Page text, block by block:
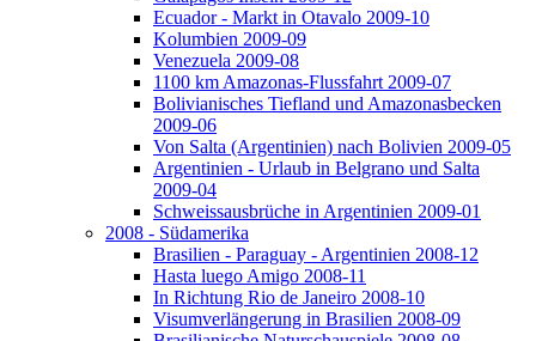
Ecuador - Markt in Otavalo 2009-10
Kolumbien 2009-09
Venezuela 2009-08
1100 km Amazonas-Flussfahrt 2009-07
Bolivianisches Tiefland und Amazonasbecken
2009-06
Von Salta (Argentinien) nach Bolivien 2009-05
Argentinien - Urlaub in Belgrano und Salta
2009-04
Schweissausbrüche in Argentinien 2009-01
2008 - Südamerika
Brasilien - Paraguay - Argentinien 2008-12
Hasta luego Amigo 2008-11
In Richtung Rio de Janeiro 2008-10
Visumverlängerung in Brasilien 2008-09